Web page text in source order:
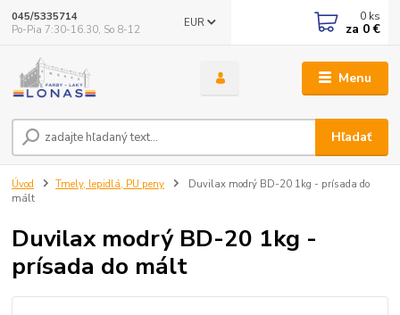
Menu
EUR
Hľadať
045/5335714
Po-Pia 7:30-16.30, So 8-12
0 ks
za 0 €
Úvod Tmely, lepidlá, PU peny
Duvilax modrý BD-20 1kg - prísada do
mált
Duvilax modrý BD-20 1kg -
prísada do mált